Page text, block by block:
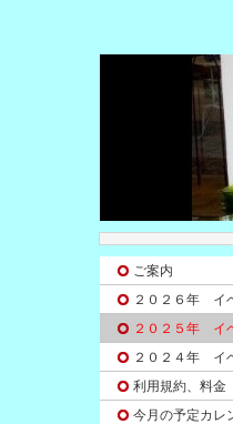
ご案内
２０２６年 イ
２０２５年 イ
２０２４年 イ
利用規約、料金
今月の予定カレ